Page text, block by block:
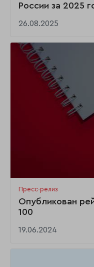
России за 2025
26.08.2025
Пресс-релиз
Опубликован
100
19.06.2024